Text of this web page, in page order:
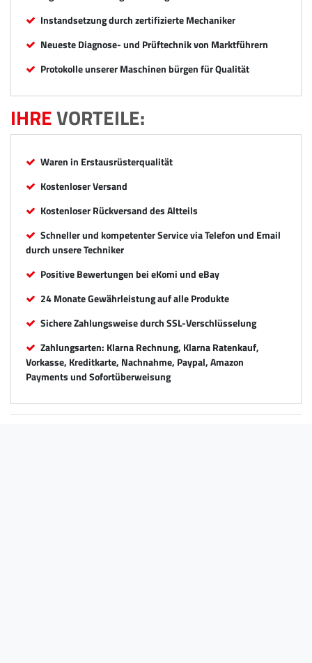
Instandsetzung durch zertifizierte Mechaniker
Neueste Diagnose- und Prüftechnik von Marktführern
Protokolle unserer Maschinen bürgen für Qualität
IHREVORTEILE:
Waren in Erstausrüsterqualität
Kostenloser Versand
Kostenloser Rückversand des Altteils
Schneller und kompetenter Service via Telefon und Email
durch unsere Techniker
Positive Bewertungen bei eKomi und eBay
24 Monate Gewährleistung auf alle Produkte
Sichere Zahlungsweise durch SSL-Verschlüsselung
Zahlungsarten: Klarna Rechnung, Klarna Ratenkauf,
Vorkasse, Kreditkarte, Nachnahme, Paypal, Amazon
Payments und Sofortüberweisung